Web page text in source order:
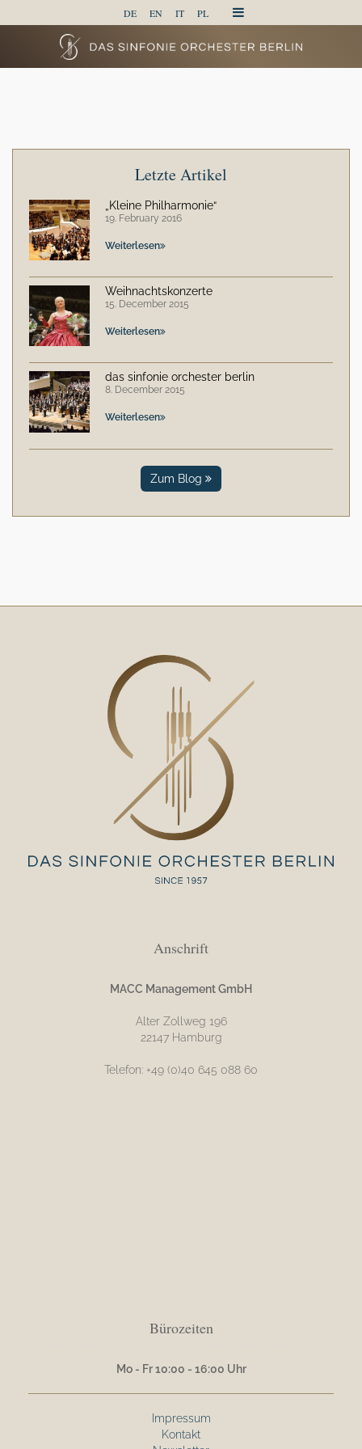
DE EN IT PL
Letzte Artikel
„Kleine Philharmonie“
19. February 2016
Weiterlesen
Weihnachtskonzerte
15. December 2015
Weiterlesen
das sinfonie orchester berlin
8. December 2015
Weiterlesen
Zum Blog
Anschrift
MACC Management GmbH
Alter Zollweg 196
22147 Hamburg
Telefon: +49 (0)40 645 088 60
Bürozeiten
Mo - Fr 10:00 - 16:00 Uhr
Impressum
Kontakt